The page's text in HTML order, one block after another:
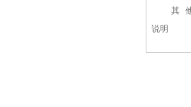
其
说明